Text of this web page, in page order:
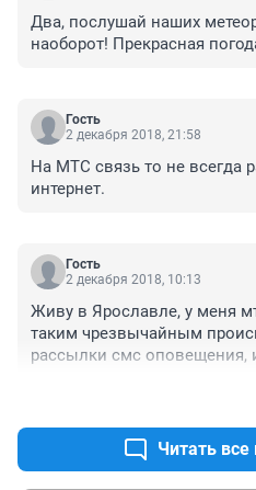
Два, послушай наших
наоборот! Прекрасная
Гость
2 декабря 2018, 21:58
На МТС связь то не всегда
интернет.
Гость
2 декабря 2018, 10:13
Живу в Ярославле, у меня
таким чрезвычайным
рассылки смс оповещения,
Читать